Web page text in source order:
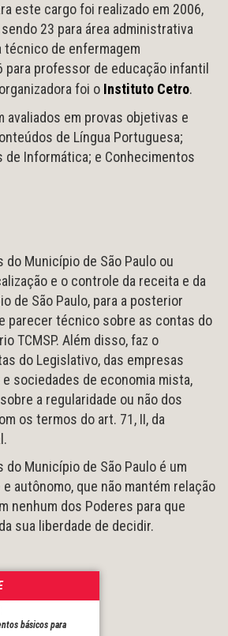
este cargo foi realizado em 2006,
23 para área administrativa
técnico de enfermagem
professor de educação infantil
foi o Instituto Cetro.
avaliados em provas objetivas e
de Língua Portuguesa;
de Informática; e Conhecimentos
do Município de São Paulo ou
e o controle da receita e da
de São Paulo, para a posterior
parecer técnico sobre as contas do
TCMSP. Além disso, faz o
do Legislativo, das empresas
sociedades de economia mista,
a regularidade ou não dos
os termos do art. 71, II, da
do Município de São Paulo é um
autônomo, que não mantém relação
nenhum dos Poderes para que
sua liberdade de decidir.
básicos para